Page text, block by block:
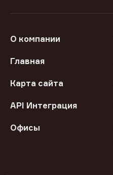
О компании
Главная
Карта сайта
API Интеграция
Офисы